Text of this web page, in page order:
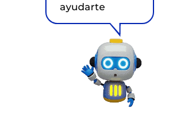
ayudarte